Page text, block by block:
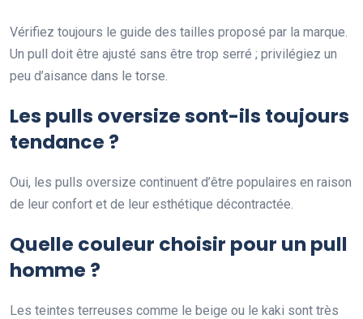
Vérifiez toujours le guide des tailles proposé par la marque.
Un pull doit être ajusté sans être trop serré ; privilégiez un
peu d’aisance dans le torse.
Les pulls oversize sont-ils toujours
tendance ?
Oui, les pulls oversize continuent d’être populaires en raison
de leur confort et de leur esthétique décontractée.
Quelle couleur choisir pour un pull
homme ?
Les teintes terreuses comme le beige ou le kaki sont très